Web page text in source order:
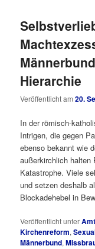
Hierarchie
Veröffentlicht am20.
In der römisch-
Intrigen, die gegen
ebenso bekannt wie
außerkirchlich halten
Katastrophe. Viele
und setzen deshalb
Blockadehebel in
Veröffentlicht unter
Kirchenreform,
Männerbund,